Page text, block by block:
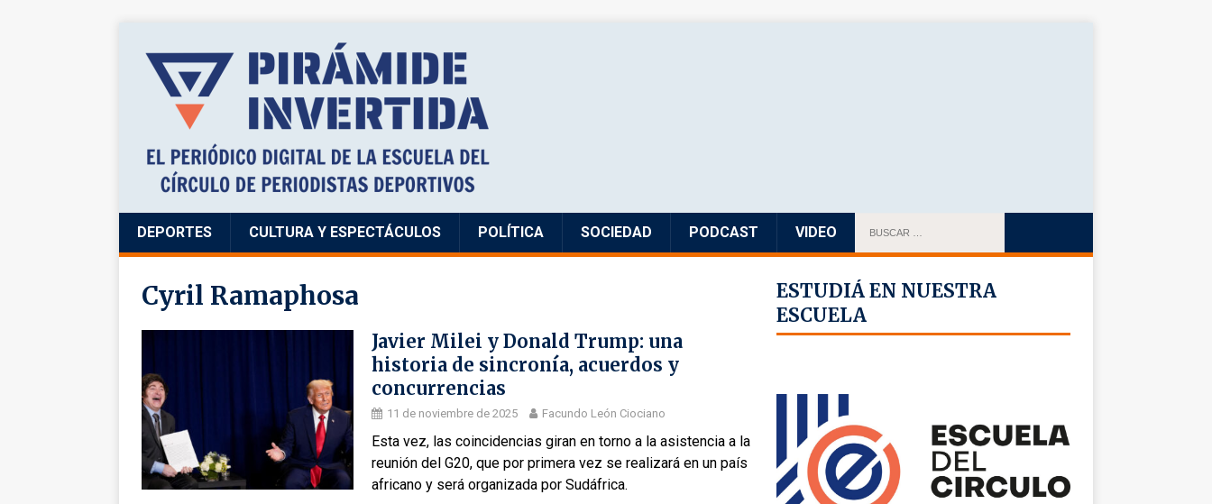
DEPORTES CULTURA Y ESPECTÁCULOS POLÍTICA SOCIEDAD PODCAST VIDEO
Cyril Ramaphosa
Javier Milei y Donald Trump: una
historia de sincronía, acuerdos y
concurrencias
11 de noviembre de 2025 Facundo León Ciociano
Esta vez, las coincidencias giran en torno a la asistencia a la
reunión del G20, que por primera vez se realizará en un país
africano y será organizada por Sudáfrica.
ESTUDIÁ EN NUESTRA
ESCUELA